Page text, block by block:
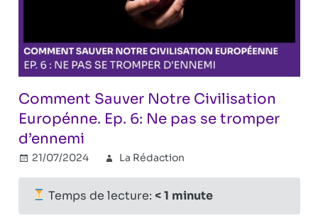
Comment Sauver Notre Civilisation
Europénne. Ep. 6: Ne pas se tromper
d’ennemi
21/07/2024 La Rédaction
révisionniste,
Réflexions
fermés
Temps de lecture: < 1 minute